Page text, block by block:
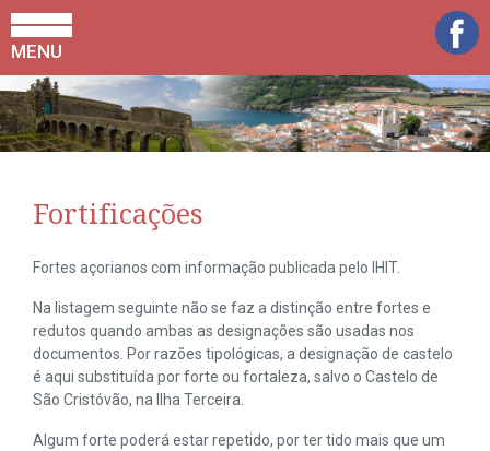
MENU
Fortificações
Fortes açorianos com informação publicada pelo IHIT.
Na listagem seguinte não se faz a distinção entre fortes e
redutos quando ambas as designações são usadas nos
documentos. Por razões tipológicas, a designação de castelo
é aqui substituída por forte ou fortaleza, salvo o Castelo de
São Cristóvão, na Ilha Terceira.
Algum forte poderá estar repetido, por ter tido mais que um